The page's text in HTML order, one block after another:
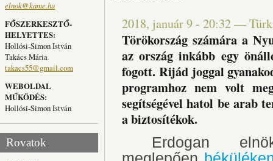
elnok@kame.hu
FŐSZERKESZTŐ-
HELYETTES:
Hollósi-Simon István
Takács Mária
takacs55@gmail.com
WEBOLDAL
MŰKÖDÉS:
Hollósi-Simon István
Rovatok
2018, január 9 - 20:32—
Törökország számára a
az ország inkább egy
fogott. Rijád joggal
programhoz nem volt
segítségével hatol be arab
a biztosítékok.
Erdogan